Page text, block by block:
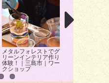
メタルフォレストでグ
リーンインテリア作り
体験！｜三島市｜ワー
クショップ
蔵屋鳴沢でお茶